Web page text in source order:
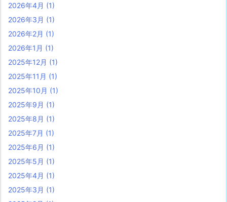
2026年4月 (1)
2026年3月 (1)
2026年2月 (1)
2026年1月 (1)
2025年12月 (1)
2025年11月 (1)
2025年10月 (1)
2025年9月 (1)
2025年8月 (1)
2025年7月 (1)
2025年6月 (1)
2025年5月 (1)
2025年4月 (1)
2025年3月 (1)